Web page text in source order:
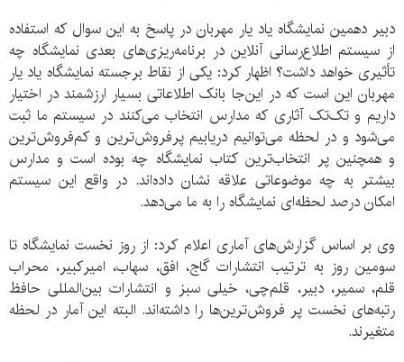
دبیر دهمین نمایشگاه یاد یار مهربان در پاسخ به این سوال که استفاده
از سیستم اطلاع‌رسانی آنلاین در برنامه‌ریزی‌های بعدی نمایشگاه چه
تأثیری خواهد داشت؟ اظهار کرد: یکی از نقاط برجسته نمایشگاه یاد یار
مهربان این است که در این‌جا بانک اطلاعاتی بسیار ارزشمند در اختیار
داریم و تک‌تک آثاری که مدارس انتخاب می‌کنند در سیستم ما ثبت
می‌شود و در لحظه می‌توانیم دریابیم پرفروش‌ترین و کم‌فروش‌ترین
و همچنین پر انتخاب‌ترین کتاب نمایشگاه چه بوده‌ است و مدارس
بیشتر به چه موضوعاتی علاقه نشان داده‌اند. در واقع این سیستم
امکان درصد لحظه‌ای نمایشگاه را به ما می‌دهد.
وی بر اساس گزارش‌های آماری اعلام کرد: از روز نخست نمایشگاه تا
سومین روز به ترتیب انتشارات گاج، افق، سهاب، امیرکبیر، محراب
قلم، سمیر، دبیر، قلم‌چی، خیلی سبز و انتشارات بین‌المللی حافظ
رتبه‌های نخست‌ پر فروش‌ترین‌ها را داشته‌اند. البته این آمار در لحظه
متغیرند.